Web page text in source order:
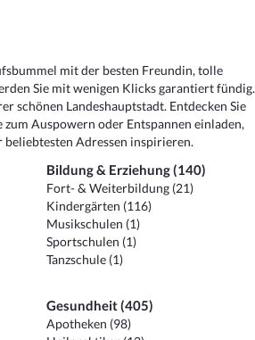
mit der besten Freundin, tolle
Sie mit wenigen Klicks garantiert fündig.
schönen Landeshauptstadt. Entdecken Sie
Auspowern oder Entspannen einladen,
beliebtesten Adressen inspirieren.
Bildung & Erziehung (140)
Fort- & Weiterbildung (21)
Kindergärten (116)
Musikschulen (1)
Sportschulen (1)
Tanzschule (1)
Gesundheit (405)
Apotheken (98)